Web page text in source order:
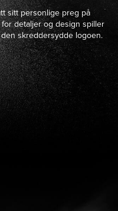
sitt personlige preg på
detaljer og design spiller
skreddersydde logoen.